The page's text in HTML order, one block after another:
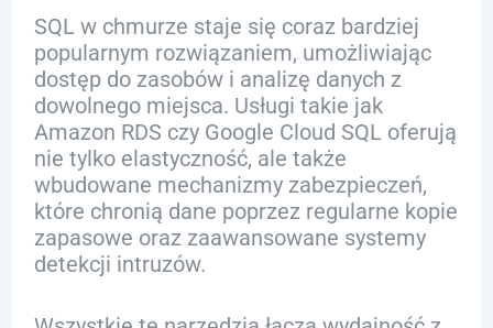
SQL w chmurze staje się coraz bardziej
popularnym rozwiązaniem, umożliwiając
dostęp do zasobów i analizę danych z
dowolnego miejsca. Usługi takie jak
Amazon RDS czy Google Cloud SQL oferują
nie tylko elastyczność, ale także
wbudowane mechanizmy zabezpieczeń,
które chronią dane poprzez regularne kopie
zapasowe oraz zaawansowane systemy
detekcji intruzów.